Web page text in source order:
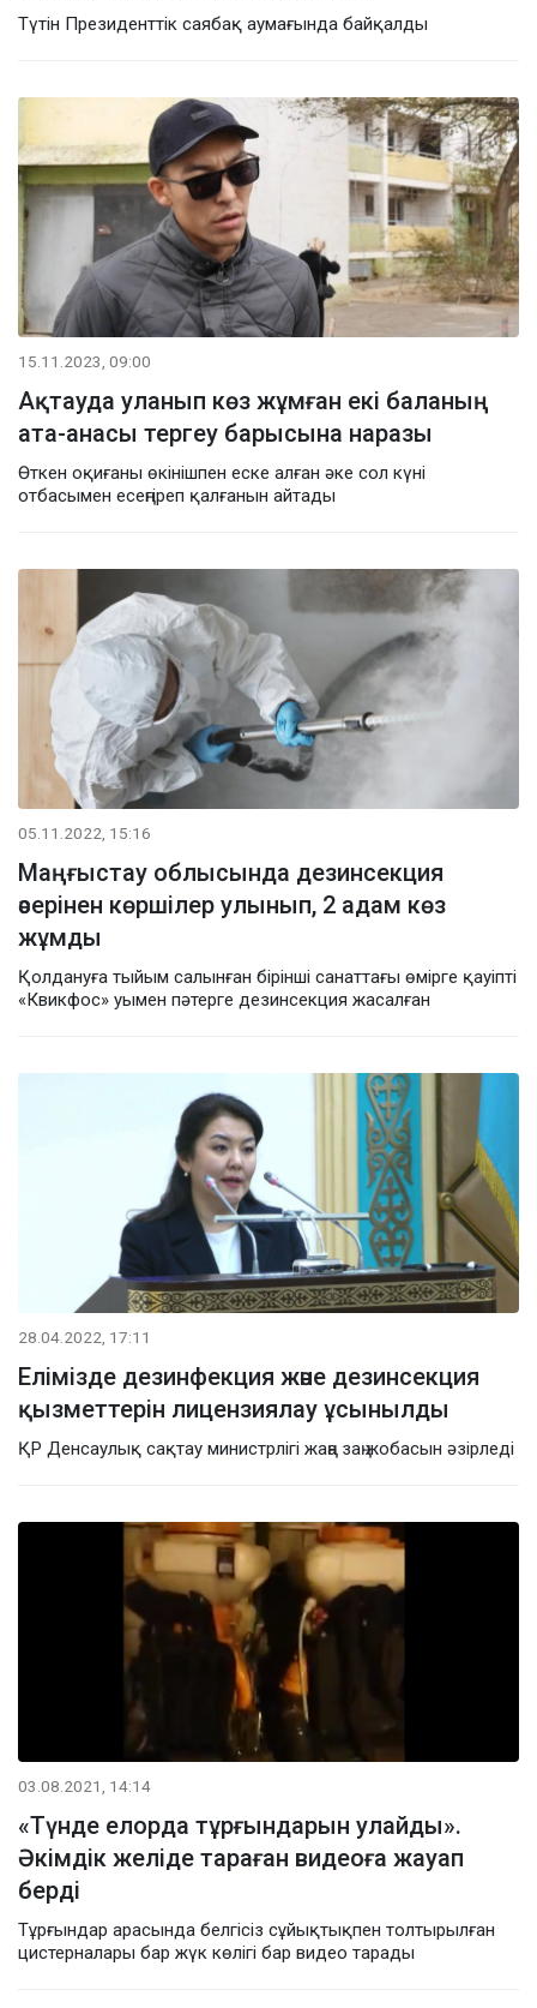
Түтін Президенттік саябақ аумағында байқалды
15.11.2023, 09:00
Ақтауда уланып көз жұмған екі баланың
ата-анасы тергеу барысына наразы
Өткен оқиғаны өкінішпен еске алған әке сол күні
отбасымен есеңгіреп қалғанын айтады
05.11.2022, 15:16
Маңғыстау облысында дезинсекция
әсерінен көршілер улынып, 2 адам көз
жұмды
Қолдануға тыйым салынған бірінші санаттағы өмірге қауіпті
«Квикфос» уымен пәтерге дезинсекция жасалған
28.04.2022, 17:11
Елімізде дезинфекция және дезинсекция
қызметтерін лицензиялау ұсынылды
ҚР Денсаулық сақтау министрлігі жаңа заң жобасын әзірледі
03.08.2021, 14:14
«Түнде елорда тұрғындарын улайды».
Әкімдік желіде тараған видеоға жауап
берді
Тұрғындар арасында белгісіз сұйықтықпен толтырылған
цистерналары бар жүк көлігі бар видео тарады